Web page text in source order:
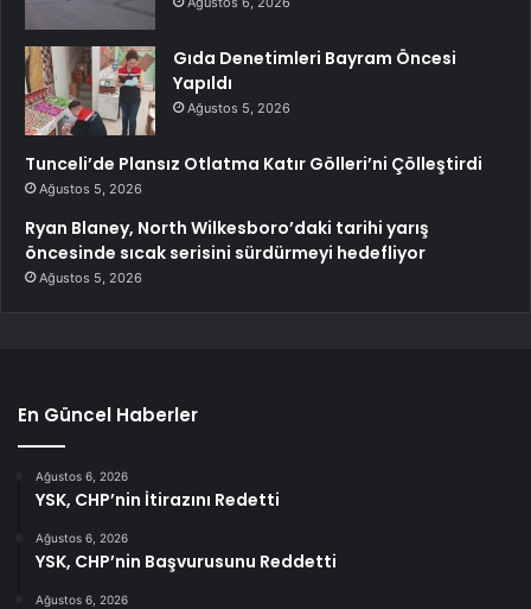
Gıda Denetimleri Bayram Öncesi
Yapıldı
Ağustos 5, 2026
Tunceli’de Plansız Otlatma Katır Gölleri’ni Çölleştirdi
Ağustos 5, 2026
Ryan Blaney, North Wilkesboro’daki tarihi yarış
öncesinde sıcak serisini sürdürmeyi hedefliyor
Ağustos 5, 2026
En Güncel Haberler
Ağustos 6, 2026
YSK, CHP’nin İtirazını Redetti
Ağustos 6, 2026
YSK, CHP’nin Başvurusunu Reddetti
Ağustos 6, 2026